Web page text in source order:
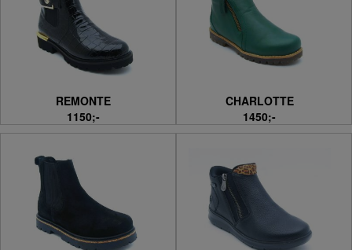
REMONTE
1150;-
CHARLOTTE
1450;-